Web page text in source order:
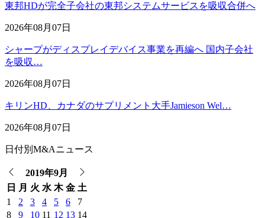
東邦HDが完全子会社の東邦システムサービスを吸収合併へ
2026年08月07日
シャープがディスプレイデバイス事業を再編へ 国内子会社
を吸収…
2026年08月07日
キリンHD、カナダのサプリメント大手Jamieson Wel…
2026年08月07日
日付別M&Aニュース
2019年9月
日
月 火 水 木 金 土
1
2 3 4 5 6
7
8
9 10 11 12 13 14